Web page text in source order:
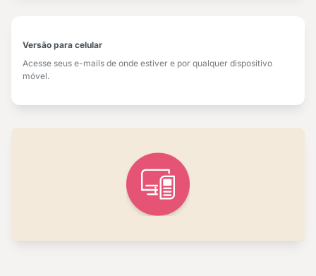
Versão para celular
Acesse seus e-mails de onde estiver e por qualquer dispositivo
móvel.